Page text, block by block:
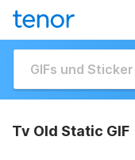
Tv Old Static GIF